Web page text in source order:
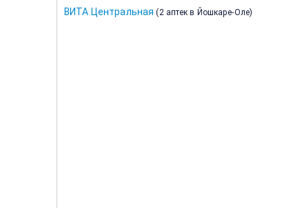
ВИТА Центральная (2 аптек в Йошкаре-Оле)